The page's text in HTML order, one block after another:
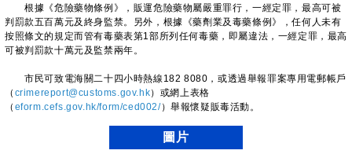
根據《危險藥物條例》，販運危險藥物屬嚴重罪行，一經定罪，最高可被
判罰款五百萬元及終身監禁。另外，根據《藥劑業及毒藥條例》，任何人未有
按照條文的規定而管有毒藥表第1部所列任何毒藥，即屬違法，一經定罪，最高
可被判罰款十萬元及監禁兩年。
市民可致電海關二十四小時熱線182 8080，或透過舉報罪案專用電郵帳戶
（ crimereport@customs.gov.hk）或網上表格
（ eform.cefs.gov.hk/form/ced002/）舉報懷疑販毒活動。
圖片